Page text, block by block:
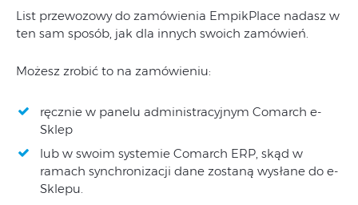
List przewozowy do zamówienia EmpikPlace nadasz w
ten sam sposób, jak dla innych swoich zamówień.
Możesz zrobić to na zamówieniu:
ręcznie w panelu administracyjnym Comarch e-
Sklep
lub w swoim systemie Comarch ERP, skąd w
ramach synchronizacji dane zostaną wysłane do e-
Sklepu.